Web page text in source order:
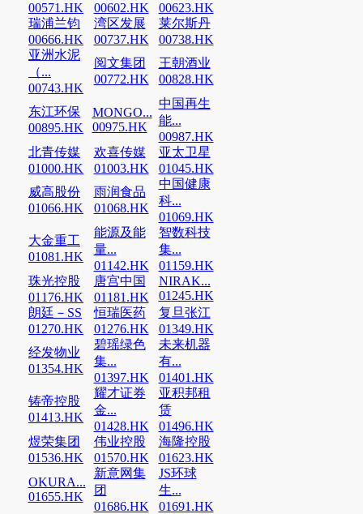
00571.HK
00602.HK
00623.HK
瑞浦兰钧
00666.HK
湾区发展
00737.HK
莱尔斯丹
00738.HK
亚洲水泥
（...
00743.HK
阅文集团
00772.HK
王朝酒业
00828.HK
东江环保
00895.HK
MONGO...
00975.HK
中国再生
能...
00987.HK
北青传媒
01000.HK
欢喜传媒
01003.HK
亚太卫星
01045.HK
威高股份
01066.HK
雨润食品
01068.HK
中国健康
科...
01069.HK
大金重工
01081.HK
能源及能
量...
01142.HK
智数科技
集...
01159.HK
珠光控股
01176.HK
唐宫中国
01181.HK
NIRAK...
01245.HK
朗廷－SS
01270.HK
恒瑞医药
01276.HK
复旦张江
01349.HK
经发物业
01354.HK
碧瑶绿色
集...
01397.HK
未来机器
有...
01401.HK
铸帝控股
01413.HK
耀才证券
金...
01428.HK
亚积邦租
赁
01496.HK
煜荣集团
01536.HK
伟业控股
01570.HK
海隆控股
01623.HK
OKURA...
01655.HK
新意网集
团
01686.HK
JS环球
生...
01691.HK